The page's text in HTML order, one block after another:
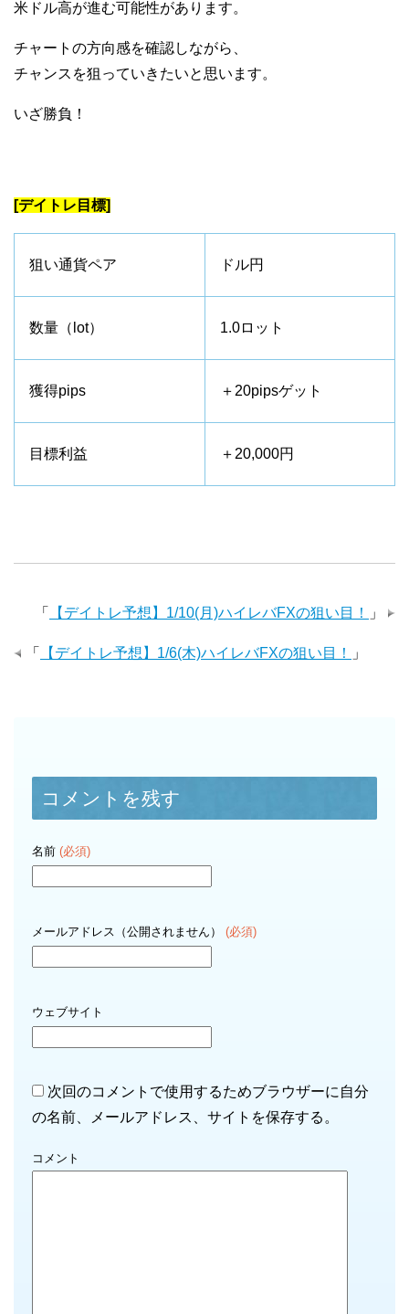
米ドル高が進む可能性があります。
チャートの方向感を確認しながら、
チャンスを狙っていきたいと思います。
いざ勝負！
[デイトレ目標]
狙い通貨ペア ドル円
数量（lot） 1.0ロット
獲得pips ＋20pipsゲット
目標利益 ＋20,000円
「 【デイトレ予想】1/10(月)ハイレバFXの狙い目！ 」
「 【デイトレ予想】1/6(木)ハイレバFXの狙い目！ 」
コメントを残す
名前 (必須)
メールアドレス（公開されません） (必須)
ウェブサイト
次回のコメントで使用するためブラウザーに自分
の名前、メールアドレス、サイトを保存する。
コメント